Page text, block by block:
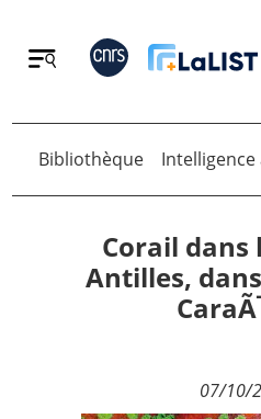
Retour
Bibliothèque
Corail dans
Antilles,
07/10/